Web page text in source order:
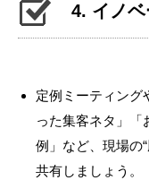
4. イノ
定例ミーティング
った集客ネタ」「
例」など、現場の
共有しましょう。